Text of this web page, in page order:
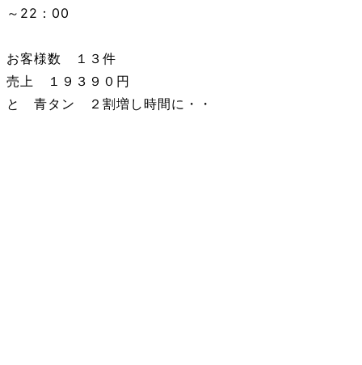
～22：00
お客様数 １３件
売上 １９３９０円
と 青タン ２割増し時間に・・